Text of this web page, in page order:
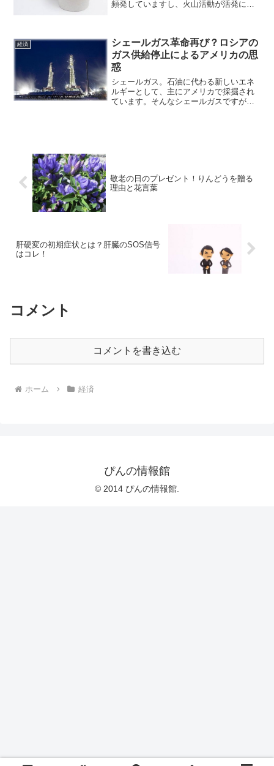
頻発していますし、火山活動が活発にな
に、わたしたち日本人は、ど...
経済
シェールガス革命再び？ロシアの
ガス供給停止によるアメリカの思
惑
シェールガス。石油に代わる新しいエネ
ルギーとして、主にアメリカで採掘され
ています。そんなシェールガスですが、
敬老の日のプレゼント！りんどうを贈る
理由と花言葉
肝硬変の初期症状とは？肝臓のSOS信号
はコレ！
コメント
コメントを書き込む
ホーム 経済
ぴんの情報館
© 2014 ぴんの情報館.